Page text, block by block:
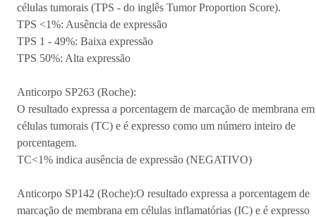
células tumorais (TPS - do inglês Tumor Proportion Score).
TPS <1%: Ausência de expressão
TPS 1 - 49%: Baixa expressão
TPS 50%: Alta expressão
Anticorpo SP263 (Roche):
O resultado expressa a porcentagem de marcação de membrana em
células tumorais (TC) e é expresso como um número inteiro de
porcentagem.
TC<1% indica ausência de expressão (NEGATIVO)
Anticorpo SP142 (Roche):O resultado expressa a porcentagem de
marcação de membrana em células inflamatórias (IC) e é expresso